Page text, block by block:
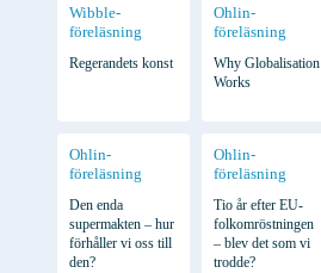
Wibble-
föreläsning
Regerandets konst
Ohlin-
föreläsning
Why Globalisation
Works
Ohlin-
föreläsning
Den enda
supermakten – hur
förhåller vi oss till
den?
Ohlin-
föreläsning
Tio år efter EU-
folkomröstningen
– blev det som vi
trodde?